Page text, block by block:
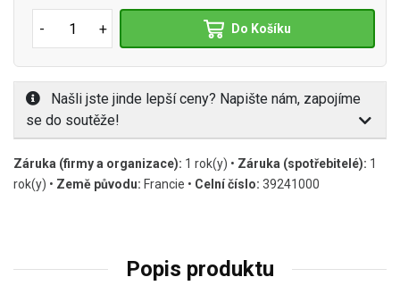
- + Do Košíku
Našli jste jinde lepší ceny? Napište nám, zapojíme
se do soutěže!
Záruka (firmy a organizace): 1 rok(y) • Záruka (spotřebitelé): 1
rok(y) • Země původu: Francie • Celní číslo: 39241000
Popis produktu